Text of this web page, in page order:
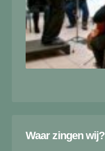
Waar zingen wij?